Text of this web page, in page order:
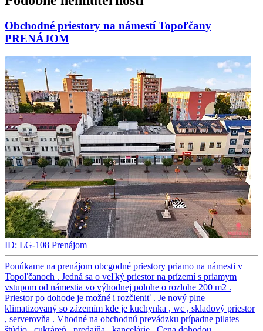
Obchodné priestory na námestí Topoľčany
PRENÁJOM
ID: LG-108 Prenájom
Ponúkame na prenájom obcgodné priestory priamo na námesti v
Topoľčanoch . Jedná sa o veľký priestor na prízemí s priamym
vstupom od námestia vo výhodnej polohe o rozlohe 200 m2 .
Priestor po dohode je možné i rozčleniť . Je nový plne
klimatizovaný so zázemím kde je kuchynka , wc , skladový priestor
, serverovňa . Vhodné na obchodnú prevádzku prípadne pilates